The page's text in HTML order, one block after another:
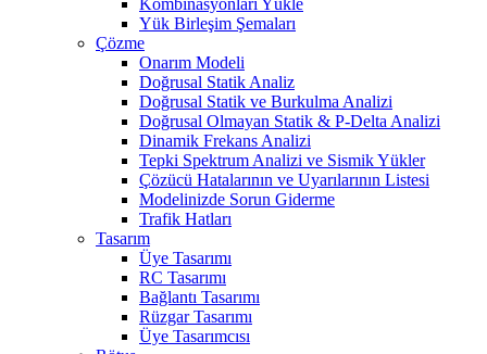
Kombinasyonları Yükle
Yük Birleşim Şemaları
Çözme
Onarım Modeli
Doğrusal Statik Analiz
Doğrusal Statik ve Burkulma Analizi
Doğrusal Olmayan Statik & P-Delta Analizi
Dinamik Frekans Analizi
Tepki Spektrum Analizi ve Sismik Yükler
Çözücü Hatalarının ve Uyarılarının Listesi
Modelinizde Sorun Giderme
Trafik Hatları
Tasarım
Üye Tasarımı
RC Tasarımı
Bağlantı Tasarımı
Rüzgar Tasarımı
Üye Tasarımcısı